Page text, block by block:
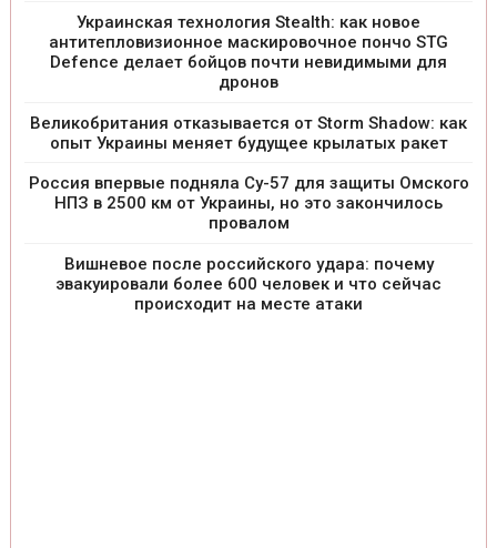
Украинская технология Stealth: как новое
антитепловизионное маскировочное пончо STG
Defence делает бойцов почти невидимыми для
дронов
Великобритания отказывается от Storm Shadow: как
опыт Украины меняет будущее крылатых ракет
Россия впервые подняла Су-57 для защиты Омского
НПЗ в 2500 км от Украины, но это закончилось
провалом
Вишневое после российского удара: почему
эвакуировали более 600 человек и что сейчас
происходит на месте атаки